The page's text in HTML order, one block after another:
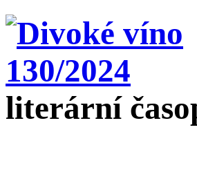
literární